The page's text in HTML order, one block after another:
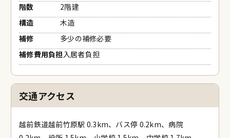
階数
2階建
構造
木造
補修
多少の補修必要
補修費用負担入居者負担
交通アクセス
越前鉄道越前竹原駅 0.3km、バス停 0.2km、病院